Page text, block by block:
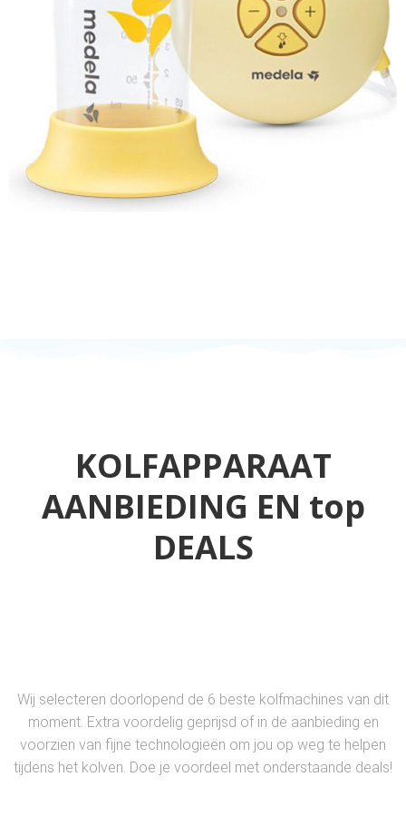
KOLFAPPARAAT
AANBIEDING EN top
DEALS
Wij selecteren doorlopend de 6 beste kolfmachines van dit
moment. Extra voordelig geprijsd of in de aanbieding en
voorzien van fijne technologieën om jou op weg te helpen
tijdens het kolven. Doe je voordeel met onderstaande deals!